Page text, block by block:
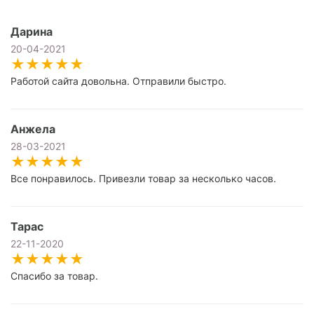
Дарина
20-04-2021
Работой сайта довольна. Отправили быстро.
Анжела
28-03-2021
Все понравилось. Привезли товар за несколько часов.
Тарас
22-11-2020
Спасибо за товар.